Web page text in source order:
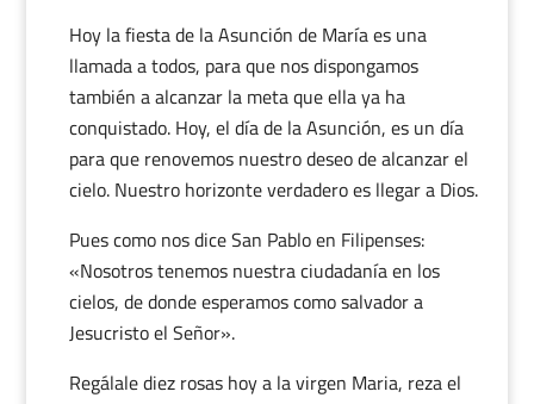
Hoy la fiesta de la Asunción de María es una
llamada a todos, para que nos dispongamos
también a alcanzar la meta que ella ya ha
conquistado. Hoy, el día de la Asunción, es un día
para que renovemos nuestro deseo de alcanzar el
cielo. Nuestro horizonte verdadero es llegar a Dios.
Pues como nos dice San Pablo en Filipenses:
«Nosotros tenemos nuestra ciudadanía en los
cielos, de donde esperamos como salvador a
Jesucristo el Señor».
Regálale diez rosas hoy a la virgen Maria, reza el